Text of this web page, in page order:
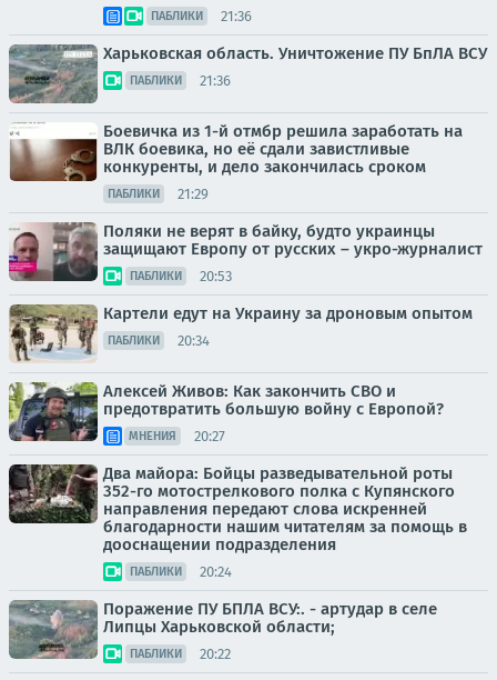
ПАБЛИКИ 21:36
Харьковская область. Уничтожение ПУ БпЛА ВСУ
ПАБЛИКИ 21:36
Боевичка из 1-й отмбр решила заработать на
ВЛК боевика, но её сдали завистливые
конкуренты, и дело закончилась сроком
ПАБЛИКИ 21:29
Поляки не верят в байку, будто украинцы
защищают Европу от русских – укро-журналист
ПАБЛИКИ 20:53
Картели едут на Украину за дроновым опытом
ПАБЛИКИ 20:34
Алексей Живов: Как закончить СВО и
предотвратить большую войну с Европой?
МНЕНИЯ 20:27
Два майора: Бойцы разведывательной роты
352-го мотострелкового полка с Купянского
направления передают слова искренней
благодарности нашим читателям за помощь в
дооснащении подразделения
ПАБЛИКИ 20:24
Поражение ПУ БПЛА ВСУ:. - артудар в селе
Липцы Харьковской области;
ПАБЛИКИ 20:22